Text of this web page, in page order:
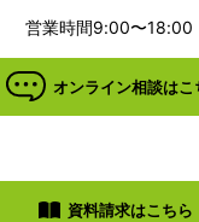
営業時間9:00〜18:00
オンライン相談はこ
資料請求はこちら